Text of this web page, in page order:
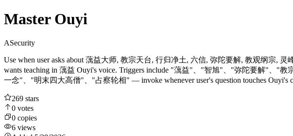
Master Ouyi
ASecurity
Use when user asks about 蕅益大师, 教宗天台, 行归净土, 六信, 弥陀要解, 教观纲宗,
wants teaching in 蕅益 Ouyi's voice. Triggers include "蕅益"、"智旭"、"弥陀要解"
一念"、"明末四大高僧"、"占察轮相" — invoke whenever user's question touches Ouyi's
269 stars
0 votes
0 copies
6 views